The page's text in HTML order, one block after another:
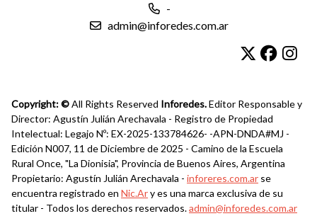
-
admin@inforedes.com.ar
Copyright: ©All Rights Reserved Inforedes.Editor Responsable y
Director: Agustín Julián Arechavala - Registro de Propiedad
Intelectual: Legajo Nº: EX-2025-133784626- -APN-DNDA#MJ -
Edición N007, 11 de Diciembre de 2025 - Camino de la Escuela
Rural Once, "La Dionisia", Provincia de Buenos Aires, Argentina
Propietario: Agustín Julián Arechavala - inforeres.com.ar se
encuentra registrado en Nic.Ary es una marca exclusiva de su
titular - Todos los derechos reservados.admin@inforedes.com.ar